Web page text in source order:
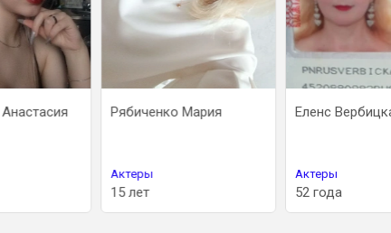
Рябиченко Мария
Актеры
15 лет
Еленс Вербицкая
Актеры
52 года